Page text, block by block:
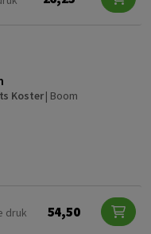
Koster| Boom
druk
54,50